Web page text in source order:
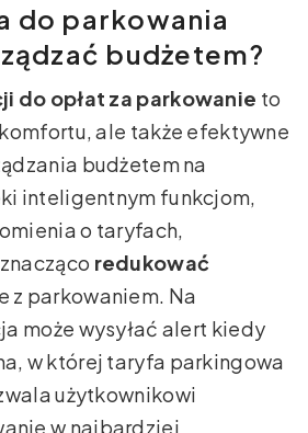
do parkowania
budżetem?
do opłat za parkowanie to
ale także efektywne
budżetem na
inteligentnym funkcjom,
o taryfach,
redukować
z parkowaniem. Na
może wysyłać alert kiedy
w której taryfa parkingowa
użytkownikowi
w najbardziej